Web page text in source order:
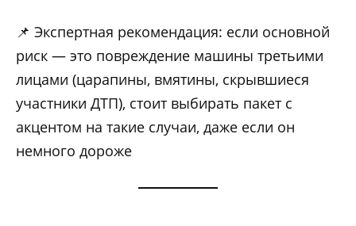
📌 Экспертная рекомендация: если основной
риск — это повреждение машины третьими
лицами (царапины, вмятины, скрывшиеся
участники ДТП), стоит выбирать пакет с
акцентом на такие случаи, даже если он
немного дороже